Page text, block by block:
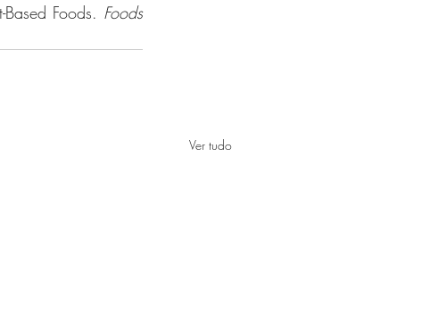
Foods. Foods
Ver tudo